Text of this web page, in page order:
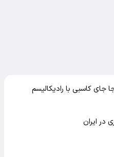
جای کاسبی با رادیکالیسم
در ایران